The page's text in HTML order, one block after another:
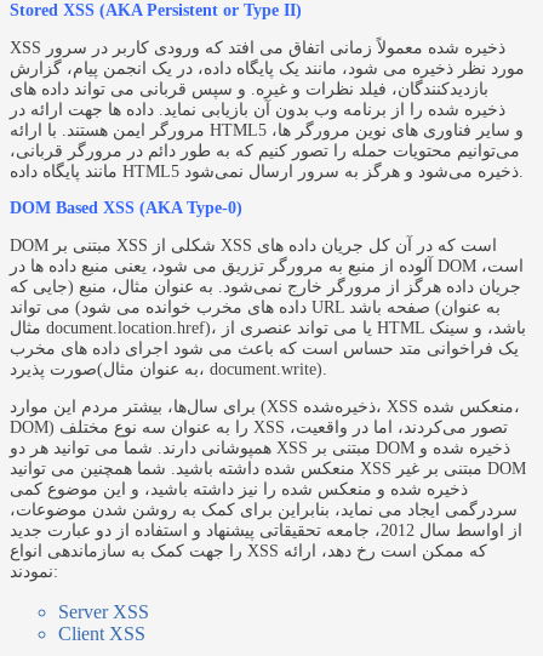
Stored XSS (AKA Persistent or Type II)
XSS ذخیره شده معمولاً زمانی اتفاق می افتد که ورودی کاربر در سرور
مورد نظر ذخیره می شود، مانند یک پایگاه داده، در یک انجمن پیام، گزارش
بازدیدکنندگان، فیلد نظرات و غیره. و سپس قربانی می تواند داده های
ذخیره شده را از برنامه وب بدون آن بازیابی نماید. داده ها جهت ارائه در
مرورگر ایمن هستند. با ارائه HTML5 و سایر فناوری‌ های نوین مرورگر ها،
می‌توانیم محتویات حمله را تصور کنیم که به طور دائم در مرورگر قربانی،
DOM Based XSS (AKA Type-0)
DOM مبتنی بر XSS شکلی از XSS است که در آن کل جریان داده های
آلوده از منبع به مرورگر تزریق می شود، یعنی منبع داده ها در DOM است،
جریان داده هرگز از مرورگر خارج نمی‌شود. به عنوان مثال، منبع (جایی که
داده های مخرب خوانده می شود) می تواند URL صفحه باشد (به عنوان
مثال document.location.href)، یا می تواند عنصری از HTML باشد، و سینک
یک فراخوانی متد حساس است که باعث می شود اجرای داده های مخرب
صورت پذیرد(به عنوان مثال، document.write).
برای سال‌ها، بیشتر مردم این موارد (XSS ذخیره‌شده، XSS منعکس شده،
DOM) را به عنوان سه نوع مختلف XSS تصور می‌کردند، اما در واقعیت،
همپوشانی دارند. شما می توانید هر دو XSS مبتنی بر DOM ذخیره شده و
منعکس شده داشته باشید. شما همچنین می توانید XSS مبتنی بر غیر DOM
ذخیره شده و منعکس شده را نیز داشته باشید، و این موضوع کمی
سردرگمی ایجاد می نماید، بنابراین برای کمک به روشن شدن موضوعات،
از اواسط سال 2012، جامعه تحقیقاتی پیشنهاد و استفاده از دو عبارت جدید
را جهت کمک به سازماندهی انواع XSS که ممکن است رخ دهد، ارائه
نمودند:
Server XSS
Client XSS